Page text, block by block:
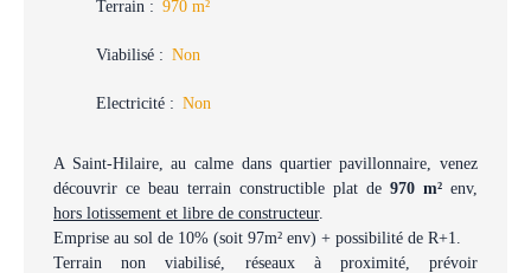
Terrain : 970 m²
Viabilisé : Non
Electricité : Non
A Saint-Hilaire, au calme dans quartier pavillonnaire, venez
découvrir ce beau terrain constructible plat de 970 m² env,
hors lotissement et libre de constructeur.
Emprise au sol de 10% (soit 97m² env) + possibilité de R+1.
Terrain non viabilisé, réseaux à proximité, prévoir